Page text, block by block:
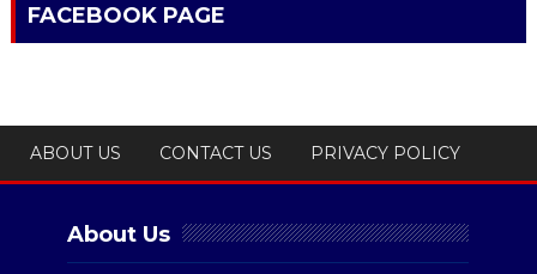
FACEBOOK PAGE
ABOUT US CONTACT US PRIVACY POLICY
About Us